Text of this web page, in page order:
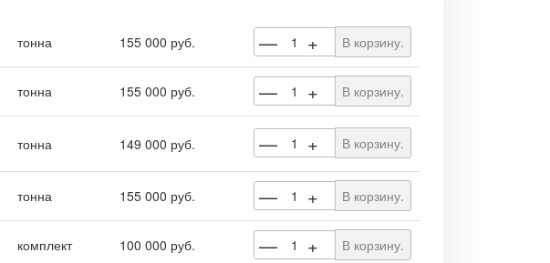
тонна 155 000 руб. — + В корзину.
тонна 155 000 руб. — + В корзину.
тонна 149 000 руб. — + В корзину.
тонна 155 000 руб. — + В корзину.
комплект 100 000 руб. — + В корзину.